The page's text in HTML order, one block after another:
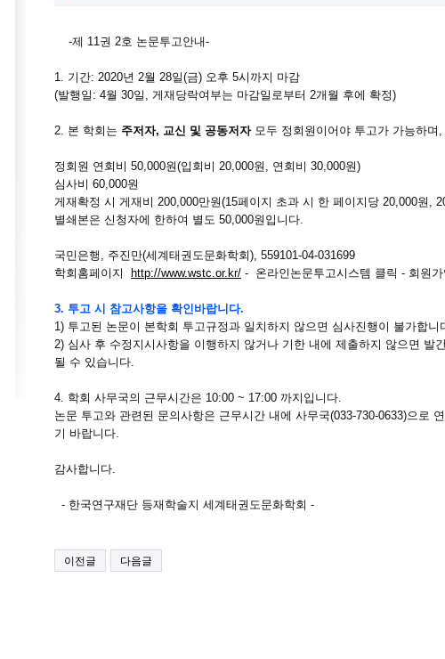
-제 11권 2호 논문투고안내-
1. 기간: 2020년 2월 28일(금) 오후 5시까지 마감
(발행일: 4월 30일, 게재당락여부는 마감일로부터 2개월 후에 확정)
2. 본 학회는 주저자, 교신 및 공동저자모두 정회원이어야 투고가 가능하며,
정회원 연회비 50,000원(입회비 20,000원, 연회비 30,000원)
심사비 60,000원
게재확정 시 게재비 200,000만원(15페이지 초과 시 한 페이지당 20,000원,
별쇄본은 신청자에 한하여 별도 50,000원입니다.
국민은행, 주진만(세계태권도문화학회), 559101-04-031699
학회홈페이지
http://www.wstc.or.kr/ - 온라인논문투고시스템 클릭 - 회원
3. 투고 시 참고사항을 확인바랍니다.
1) 투고된 논문이 본학회 투고규정과 일치하지 않으면 심사진행이 불가합
2) 심사 후 수정지시사항을 이행하지 않거나 기한 내에 제출하지 않으면 발
될 수 있습니다.
4. 학회 사무국의 근무시간은 10:00 ~ 17:00 까지입니다.
논문 투고와 관련된 문의사항은 근무시간 내에 사무국(033-730-0633)으로
기 바랍니다.
감사합니다.
- 한국연구재단 등재학술지 세계태권도문화학회 -
이전글 다음글